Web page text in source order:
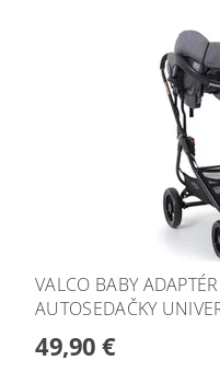
VALCO BABY
AUTOSEDAČKY
49,90 €